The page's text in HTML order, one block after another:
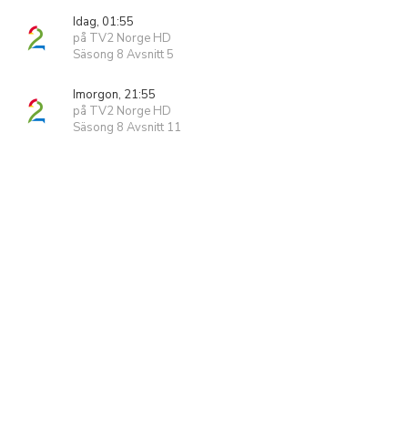
Idag, 01:55
på TV2 Norge HD
Säsong 8 Avsnitt 5
Imorgon, 21:55
på TV2 Norge HD
Säsong 8 Avsnitt 11